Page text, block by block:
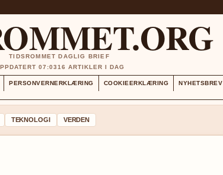
TIDSROMMET DAGLIG BRIEF
07:0316 ARTIKLER I DAG
PERSONVERNERKLÆRING COOKIEERKLÆRING NYHETSBREV
TEKNOLOGI VERDEN